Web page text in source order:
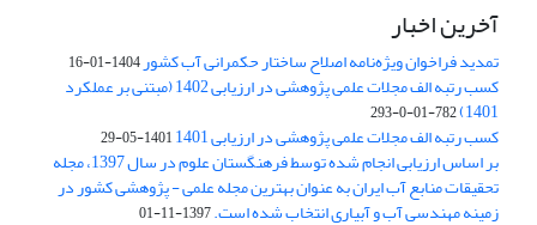
آخرین اخبار
تمدید فراخوان ویژه‌نامه اصلاح ساختار حکمرانی آب کشور1404-01-16
کسب رتبه الف مجلات علمی پژوهشی در ارزیابی 1402 (مبتنی بر عملکرد
1401)
782-01-0-293
کسب رتبه الف مجلات علمی پژوهشی در ارزیابی 1401 1401-05-29
بر اساس ارزیابی انجام شده توسط فرهنگستان علوم در سال 1397، مجله
تحقیقات منابع آب ایران به عنوان بهترین مجله علمی - پژوهشی کشور در
زمینه مهندسی آب و آبیاری انتخاب شده است.1397-11-01